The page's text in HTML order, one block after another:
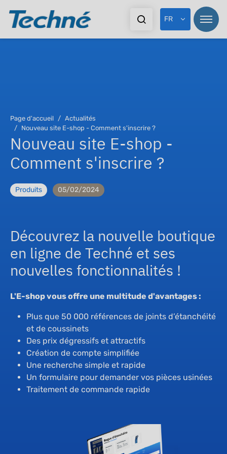
FR
Page d'accueil
Actualités
Nouveau site E-shop - Comment s'inscrire ?
Nouveau site E-shop -
Comment s'inscrire ?
Produits 05/02/2024
Découvrez la nouvelle boutique
en ligne de Techné et ses
nouvelles fonctionnalités !
L'E-shop vous offre une multitude d'avantages :
Plus que 50 000 références de joints d’étanchéité
et de coussinets
Des prix dégressifs et attractifs
Création de compte simplifiée
Une recherche simple et rapide
Un formulaire pour demander vos pièces usinées
Traitement de commande rapide